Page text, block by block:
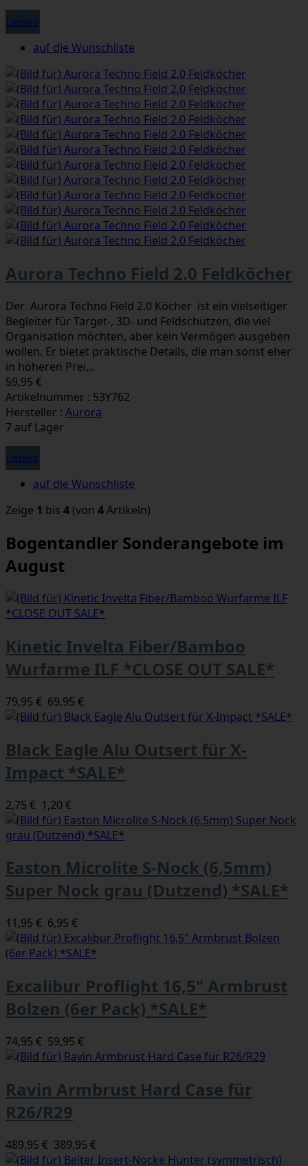
Details
auf die Wunschliste
Aurora Techno Field 2.0 Feldköcher
Der Aurora Techno Field 2.0 Köcher ist ein vielseitiger
Begleiter für Target-, 3D- und Feldschützen, die viel
Organisation möchten, aber kein Vermögen ausgeben
wollen. Er bietet praktische Details, die man sonst eher
in höheren Prei...
59,95 €
Artikelnummer : 53Y762
Hersteller : Aurora
7 auf Lager
Details
auf die Wunschliste
Zeige 1 bis 4 (von 4Artikeln)
Bogentandler Sonderangebote im
August
Kinetic Invelta Fiber/Bamboo
Wurfarme ILF *CLOSE OUT SALE*
79,95 € 69,95 €
Black Eagle Alu Outsert für X-
Impact *SALE*
2,75 € 1,20 €
Easton Microlite S-Nock (6,5mm)
Super Nock grau (Dutzend) *SALE*
11,95 € 6,95 €
Excalibur Proflight 16,5" Armbrust
Bolzen (6er Pack) *SALE*
74,95 € 59,95 €
Ravin Armbrust Hard Case für
R26/R29
489,95 € 389,95 €